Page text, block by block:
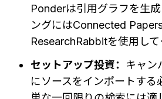
Ponderは引用グラフを生
ングにはConnected
ResearchRabbitを使用して
セットアップ投資： キャン
にソースをインポートする